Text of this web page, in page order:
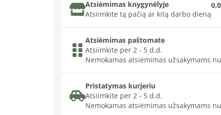
Atsiėmimas knygynėlyje
Atsiimkite tą pačią ar kitą darbo dieną
Atsiėmimas paštomate
Atsiimkite per 2 - 5 d.d.
Nemokamas atsiėmimas užsakymams
Pristatymas kurjeriu
Atsiimkite per 2 - 5 d.d.
Nemokamas atsiėmimas užsakymams